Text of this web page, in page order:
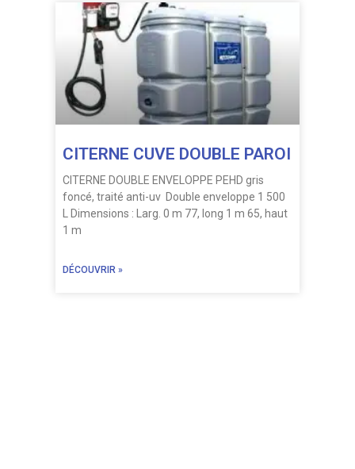
CITERNE CUVE DOUBLE PAROI
CITERNE DOUBLE ENVELOPPE PEHD gris
foncé, traité anti-uv Double enveloppe 1 500
L Dimensions : Larg. 0 m 77, long 1 m 65, haut
1 m
DÉCOUVRIR »